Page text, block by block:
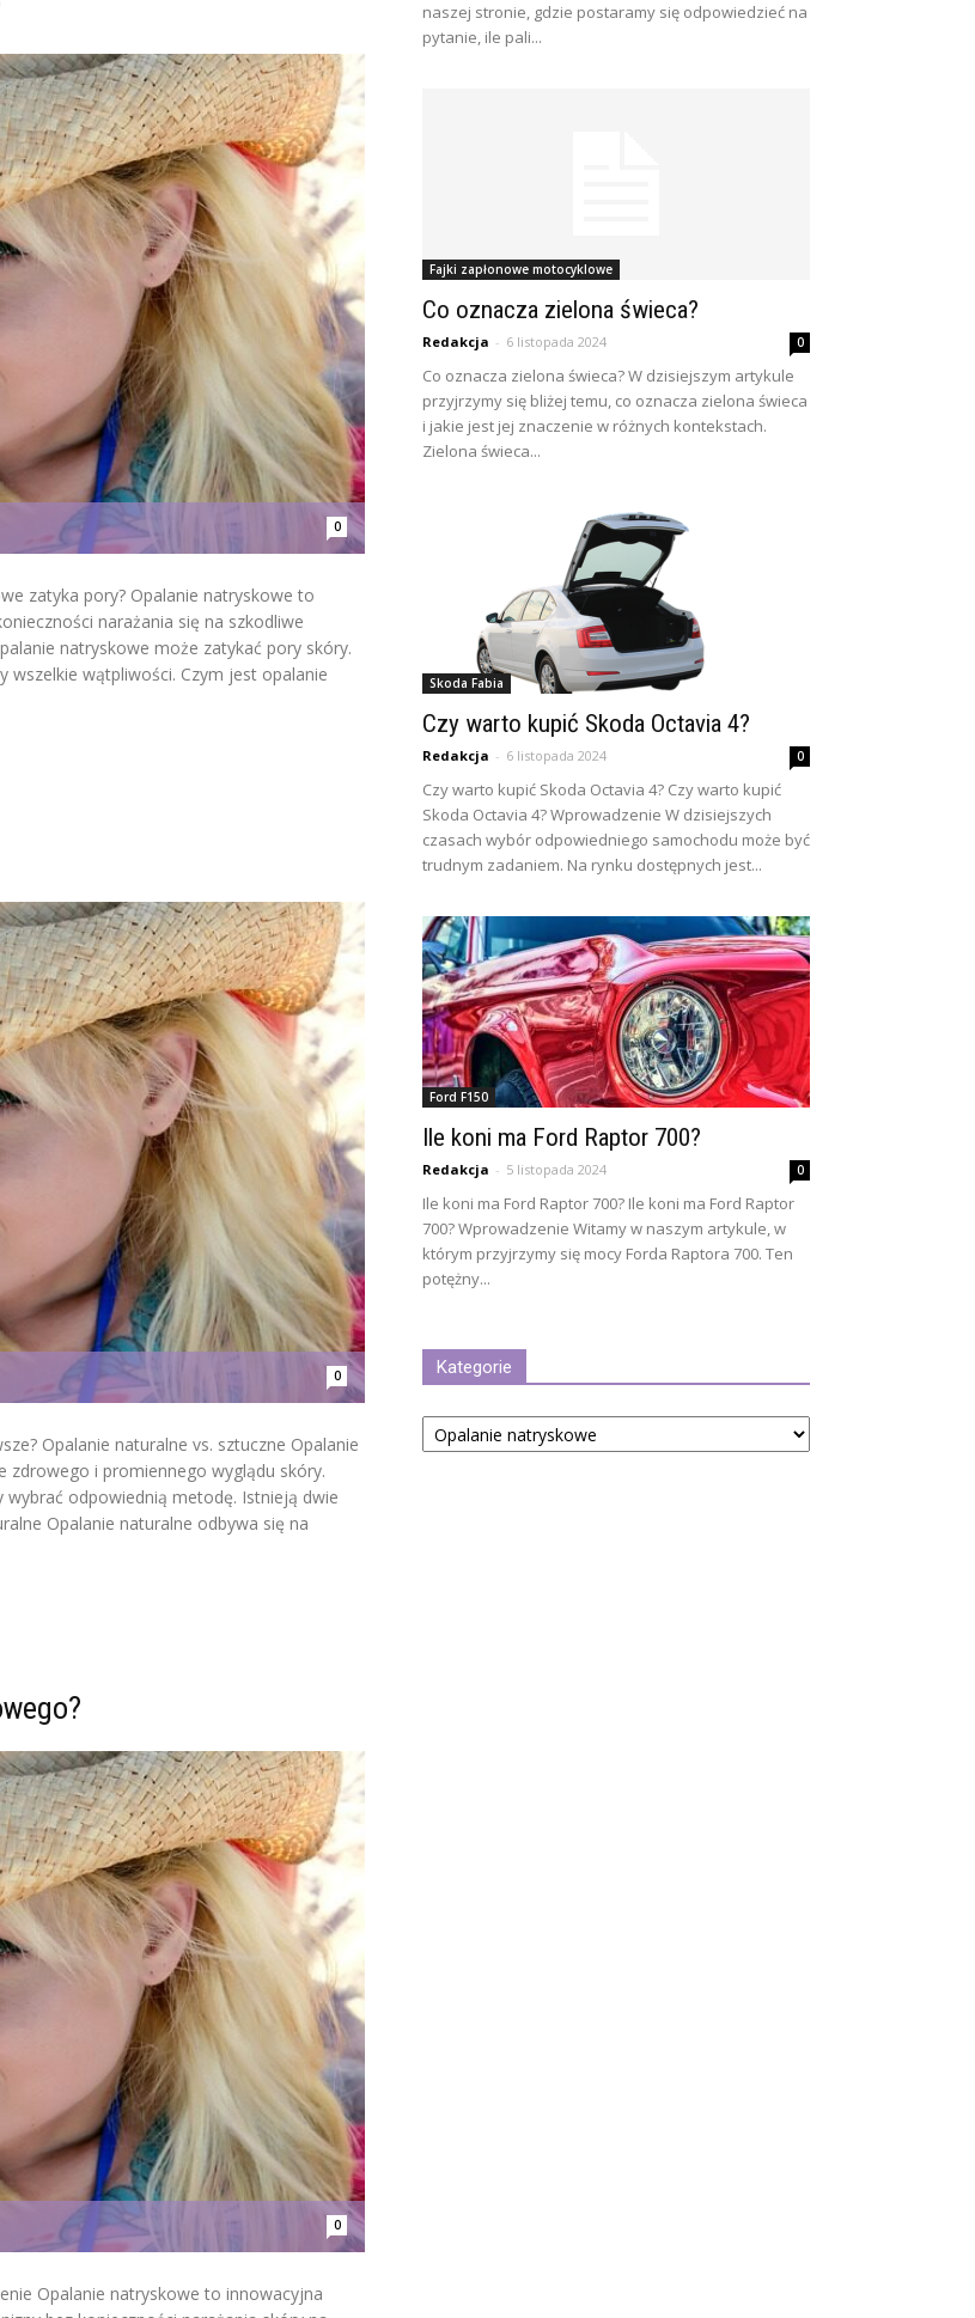
0
zatyka pory? Opalanie natryskowe to
narażania się na szkodliwe
natryskowe może zatykać pory skóry.
wątpliwości. Czym jest opalanie
0
Opalanie naturalne vs. sztuczne Opalanie
zdrowego i promiennego wyglądu skóry.
wybrać odpowiednią metodę. Istnieją dwie
Opalanie naturalne odbywa się na
0
Opalanie natryskowe to innowacyjna
naszej stronie, gdzie postaramy się odpowiedzieć na
pytanie, ile pali...
Fajki zapłonowe motocyklowe
Co oznacza zielona świeca?
Redakcja - 6 listopada 2024 0
Co oznacza zielona świeca? W dzisiejszym artykule
przyjrzymy się bliżej temu, co oznacza zielona świeca
i jakie jest jej znaczenie w różnych kontekstach.
Zielona świeca...
Skoda Fabia
Czy warto kupić Skoda Octavia 4?
Redakcja - 6 listopada 2024 0
Czy warto kupić Skoda Octavia 4? Czy warto kupić
Skoda Octavia 4? Wprowadzenie W dzisiejszych
czasach wybór odpowiedniego samochodu może być
trudnym zadaniem. Na rynku dostępnych jest...
Ford F150
Ile koni ma Ford Raptor 700?
Redakcja - 5 listopada 2024 0
Ile koni ma Ford Raptor 700? Ile koni ma Ford Raptor
700? Wprowadzenie Witamy w naszym artykule, w
którym przyjrzymy się mocy Forda Raptora 700. Ten
potężny...
Kategorie
Kategorie